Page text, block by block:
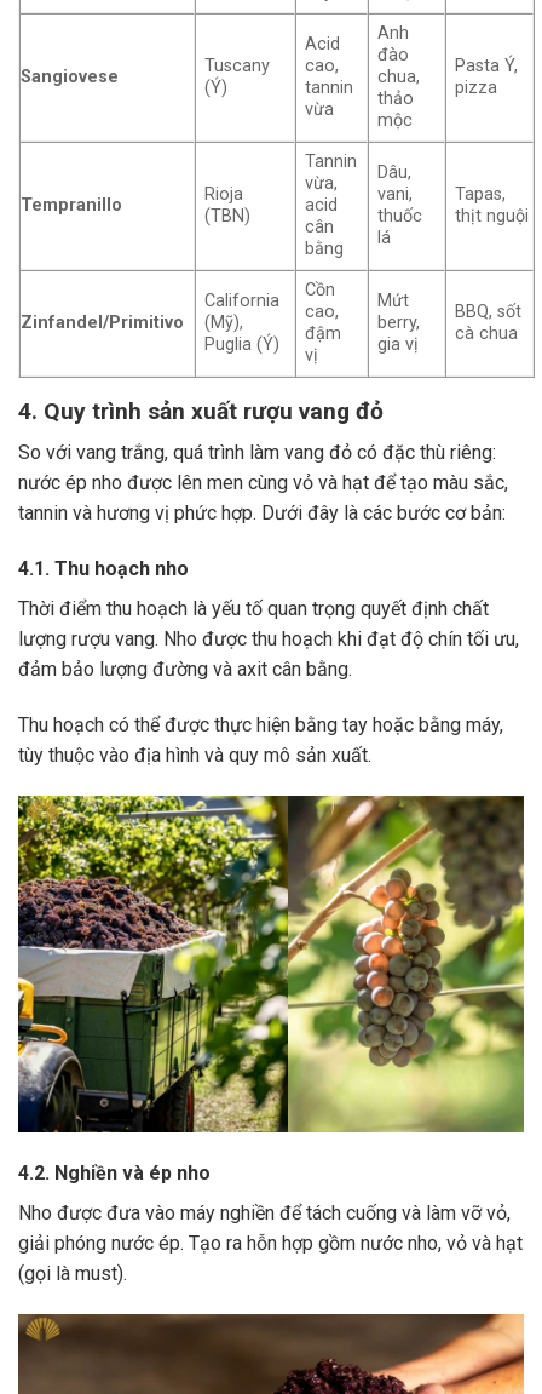
Sangiovese
Tuscany
(Ý)
Acid
cao,
tannin
vừa
Anh
đào
chua,
thảo
mộc
Pasta Ý,
pizza
Tempranillo
Rioja
(TBN)
Tannin
vừa,
acid
cân
bằng
Dâu,
vani,
thuốc
lá
Tapas,
thịt nguội
Zinfandel/Primitivo
California
(Mỹ),
Puglia (Ý)
Cồn
cao,
đậm
vị
Mứt
berry,
gia vị
BBQ, sốt
cà chua
4. Quy trình sản xuất rượu vang đỏ
So với vang trắng, quá trình làm vang đỏ có đặc thù riêng:
nước ép nho được lên men cùng vỏ và hạt để tạo màu sắc,
tannin và hương vị phức hợp. Dưới đây là các bước cơ bản:
4.1. Thu hoạch nho
Thời điểm thu hoạch là yếu tố quan trọng quyết định chất
lượng rượu vang. Nho được thu hoạch khi đạt độ chín tối ưu,
đảm bảo lượng đường và axit cân bằng.
Thu hoạch có thể được thực hiện bằng tay hoặc bằng máy,
tùy thuộc vào địa hình và quy mô sản xuất.
4.2. Nghiền và ép nho
Nho được đưa vào máy nghiền để tách cuống và làm vỡ vỏ,
giải phóng nước ép. Tạo ra hỗn hợp gồm nước nho, vỏ và hạt
(gọi là must).